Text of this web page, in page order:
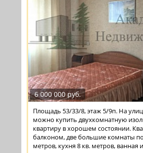
6 000 000 руб.
Площадь 53/33/8, этаж 5/9п. На
можно купить двухкомнатную
квартиру в хорошем состоянии.
балконом, две большие комнаты по
метров, кухня 8 кв. метров, ванная